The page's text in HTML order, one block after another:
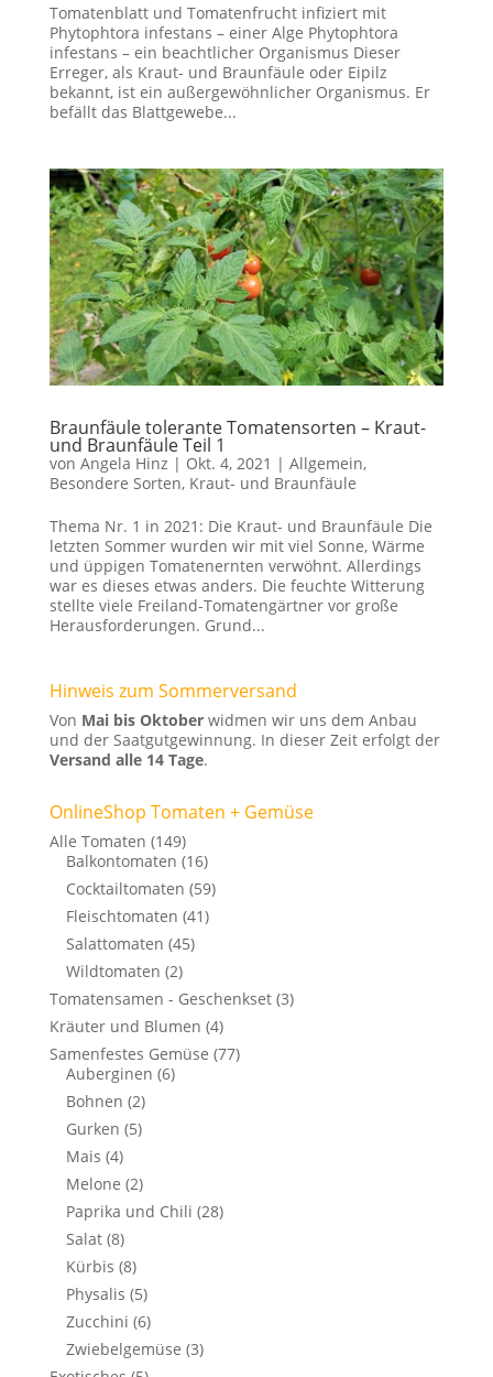
Tomatenblatt und Tomatenfrucht infiziert mit
Phytophtora infestans – einer Alge Phytophtora
infestans – ein beachtlicher Organismus Dieser
Erreger, als Kraut- und Braunfäule oder Eipilz
bekannt, ist ein außergewöhnlicher Organismus. Er
befällt das Blattgewebe...
Braunfäule tolerante Tomatensorten – Kraut-
und Braunfäule Teil 1
von Angela Hinz | Okt. 4, 2021 | Allgemein,
Besondere Sorten, Kraut- und Braunfäule
Thema Nr. 1 in 2021: Die Kraut- und Braunfäule Die
letzten Sommer wurden wir mit viel Sonne, Wärme
und üppigen Tomatenernten verwöhnt. Allerdings
war es dieses etwas anders. Die feuchte Witterung
stellte viele Freiland-Tomatengärtner vor große
Herausforderungen. Grund...
Hinweis zum Sommerversand
Von Mai bis Oktoberwidmen wir uns dem Anbau
und der Saatgutgewinnung. In dieser Zeit erfolgt der
Versand alle 14 Tage.
OnlineShop Tomaten + Gemüse
Alle Tomaten (149)
Balkontomaten (16)
Cocktailtomaten (59)
Fleischtomaten (41)
Salattomaten (45)
Wildtomaten (2)
Tomatensamen - Geschenkset (3)
Kräuter und Blumen (4)
Samenfestes Gemüse (77)
Auberginen (6)
Bohnen (2)
Gurken (5)
Mais (4)
Melone (2)
Paprika und Chili (28)
Salat (8)
Kürbis (8)
Physalis (5)
Zucchini (6)
Zwiebelgemüse (3)